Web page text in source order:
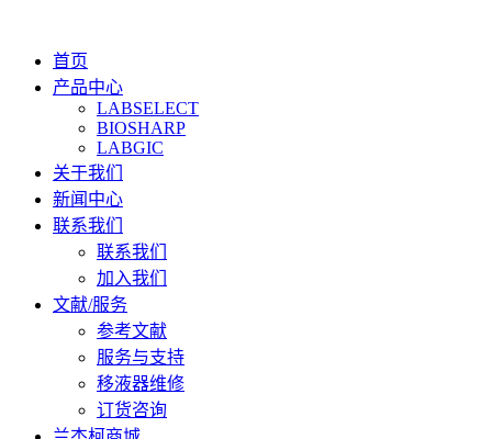
首页
产品中心
LABSELECT
BIOSHARP
LABGIC
关于我们
新闻中心
联系我们
联系我们
加入我们
文献/服务
参考文献
服务与支持
移液器维修
订货咨询